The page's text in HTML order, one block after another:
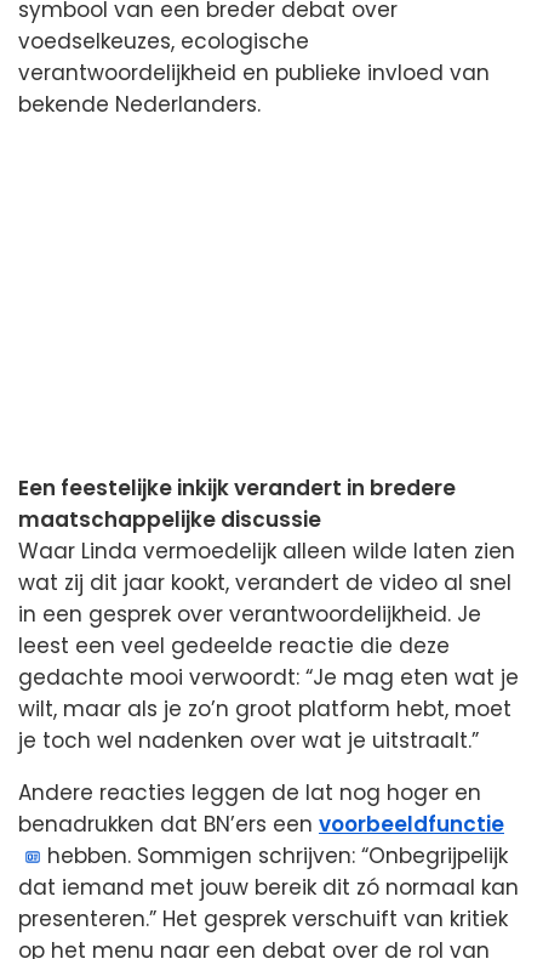
symbool van een breder debat over
voedselkeuzes, ecologische
verantwoordelijkheid en publieke invloed van
bekende Nederlanders.
Een feestelijke inkijk verandert in bredere
maatschappelijke discussie
Waar Linda vermoedelijk alleen wilde laten zien
wat zij dit jaar kookt, verandert de video al snel
in een gesprek over verantwoordelijkheid. Je
leest een veel gedeelde reactie die deze
gedachte mooi verwoordt: “Je mag eten wat je
wilt, maar als je zo’n groot platform hebt, moet
je toch wel nadenken over wat je uitstraalt.”
Andere reacties leggen de lat nog hoger en
benadrukken dat BN’ers een voorbeeldfunctie
hebben. Sommigen schrijven: “Onbegrijpelijk
dat iemand met jouw bereik dit zó normaal kan
presenteren.” Het gesprek verschuift van kritiek
op het menu naar een debat over de rol van